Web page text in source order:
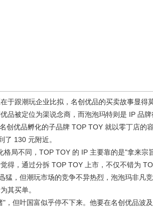
于跟潮玩企业比拟，名创优品的买卖故事显得
品被定位为渠说念商，而泡泡玛特则是 IP 品
创优品孵化的子品牌 TOP TOY 就以零丁店的
了 130 元附近。
格局不同，TOP TOY 的 IP 主要靠的是"拿来
得，通过分拆 TOP TOY 上市，不仅不错为
猛，但潮玩市场的竞争不异热烈，泡泡玛非凡
其买单。
"，但叶国富似乎停不下来。他要在名创优品波